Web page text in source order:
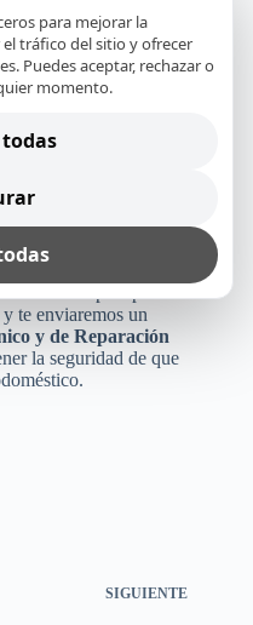
en el
pasa por la
servicio en el
el uso de recambios
aparato continuará
mucho tiempo. Y a
nuestra absoluta y
lavadora, lavavajillas,
Domusa que tienes
arriesgues esa
inexperta.
te reparamos
cobro de plus por
te enviaremos un
y de Reparación
la seguridad de que
SIGUIENTE
para mejorar la
tráfico del sitio y ofrecer
Puedes aceptar, rechazar o
momento.